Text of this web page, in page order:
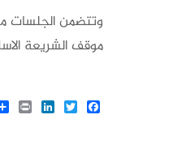
وتتضمن الجلسات
موقف الشريعة
Facebook
Twitter